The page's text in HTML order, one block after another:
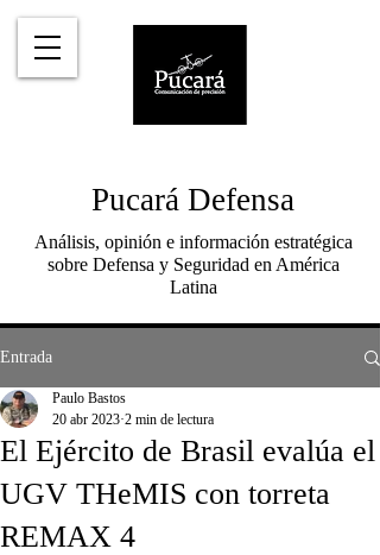
Pucará Defensa
Análisis, opinión e información estratégica
sobre Defensa y Seguridad en América
Latina
Entrada
El Ejército de Brasil evalúa el
UGV THeMIS con torreta
REMAX 4
Paulo Bastos
20 abr 2023 2 min de lectura